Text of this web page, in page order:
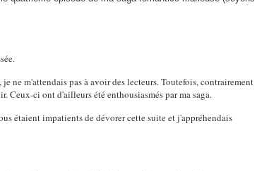
ne m'attendais pas à avoir des lecteurs. Toutefois, contrairement
Ceux-ci ont d'ailleurs été enthousiasmés par ma saga.
étaient impatients de dévorer cette suite et j'appréhendais